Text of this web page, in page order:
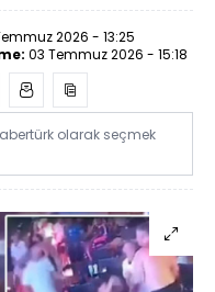
2026 - 13:25
03 Temmuz 2026 - 15:18
olarak seçmek